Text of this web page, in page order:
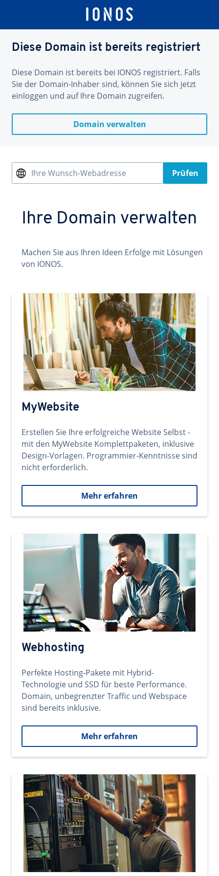
Diese Domain ist bereits registriert
Diese Domain ist bereits bei IONOS registriert. Falls
Sie der Domain-Inhaber sind, können Sie sich jetzt
einloggen und auf Ihre Domain zugreifen.
Domain verwalten
Ihre Wunsch-Webadresse Prüfen
Ihre Domain verwalten
Machen Sie aus Ihren Ideen Erfolge mit Lösungen
von IONOS.
MyWebsite
Erstellen Sie Ihre erfolgreiche Website Selbst -
mit den MyWebsite Komplettpaketen, inklusive
Design-Vorlagen. Programmier-Kenntnisse sind
nicht erforderlich.
Mehr erfahren
Webhosting
Perfekte Hosting-Pakete mit Hybrid-
Technologie und SSD für beste Performance.
Domain, unbegrenzter Traffic und Webspace
sind bereits inklusive.
Mehr erfahren